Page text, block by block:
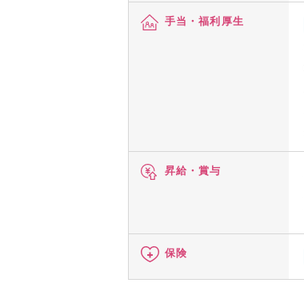
手当・福利厚生
昇給・賞与
保険